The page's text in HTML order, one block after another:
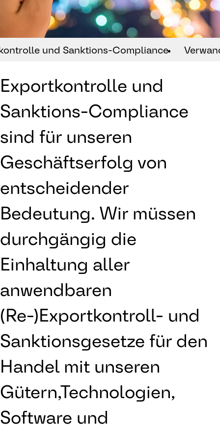
und Sanktions-Compliance
Exportkontrolle und
Sanktions-Compliance
sind für unseren
Geschäftserfolg von
entscheidender
Bedeutung. Wir müssen
durchgängig die
Einhaltung aller
anwendbaren
(Re-)Exportkontroll- und
Sanktionsgesetze für den
Handel mit unseren
Gütern,Technologien,
Software und